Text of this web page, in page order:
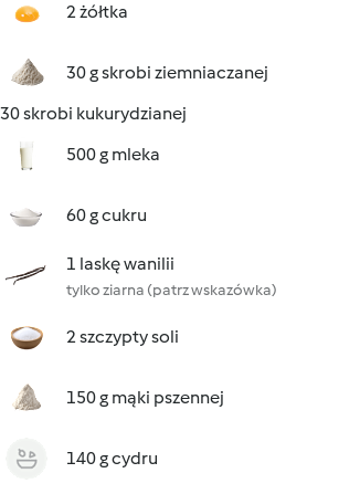
2 żółtka
30 g skrobi ziemniaczanej
30 skrobi kukurydzianej
500 g mleka
60 g cukru
1 laskę wanilii
tylko ziarna (patrz wskazówka)
2 szczypty soli
150 g mąki pszennej
140 g cydru